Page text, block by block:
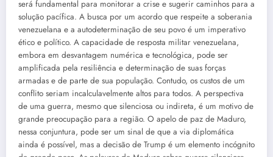
será fundamental para monitorar a crise e sugerir caminhos para a
solução pacífica. A busca por um acordo que respeite a soberania
venezuelana e a autodeterminação de seu povo é um imperativo
ético e político. A capacidade de resposta militar venezuelana,
embora em desvantagem numérica e tecnológica, pode ser
amplificada pela resiliência e determinação de suas forças
armadas e de parte de sua população. Contudo, os custos de um
conflito seriam incalculavelmente altos para todos. A perspectiva
de uma guerra, mesmo que silenciosa ou indireta, é um motivo de
grande preocupação para a região. O apelo de paz de Maduro,
nessa conjuntura, pode ser um sinal de que a via diplomática
ainda é possível, mas a decisão de Trump é um elemento incógnito